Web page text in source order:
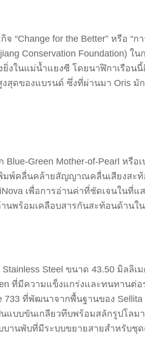
จ “Change for the Better” หรือ
Conservation Foundation)
งในแม่น้ำแยงซี โดยนาฬิกาเรือน
สุดของแบรนด์ ซึ่งที่ผ่านมา Oris มั
Blue-Green Mother-of-Pearl หรื
พ์คลื่นคล้ายสัญญาณคลื่นเสียงสะท้
เพื่อการอ่านค่าที่ชัดเจนใน
นพร้อมเคลือบสารกันสะท้อนด้านใน
Steel ขนาด 43.50 มิลลิ
ที่มีความแข็งแกร่งและทนทานต่
733 ที่พัฒนาจากพื้นฐานของ Sellita
นแบบขันเกลียวทึบพร้อมสลักรูปโล
านพับที่มีระบบขยายสายสำหรับชุ